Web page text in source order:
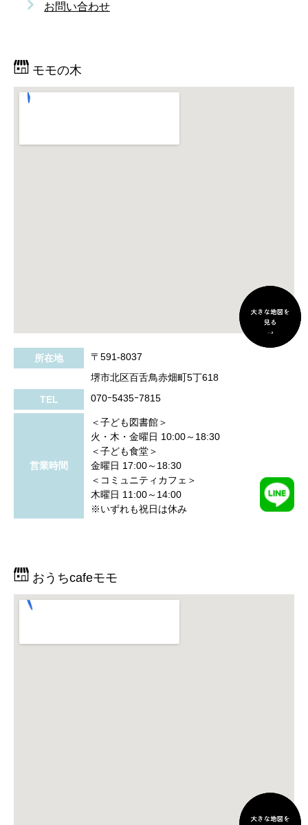
お問い合わせ
モモの木
所在地
〒591-8037
堺市北区百舌鳥赤畑町5丁618
TEL
070ｰ5435ｰ7815
営業時間
＜子ども図書館＞
火・木・金曜日 10:00～18:30
＜子ども食堂＞
金曜日 17:00～18:30
＜コミュニティカフェ＞
木曜日 11:00～14:00
※いずれも祝日は休み
おうちcafeモモ